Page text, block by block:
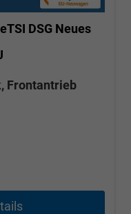
DSG Neues
Frontantrieb